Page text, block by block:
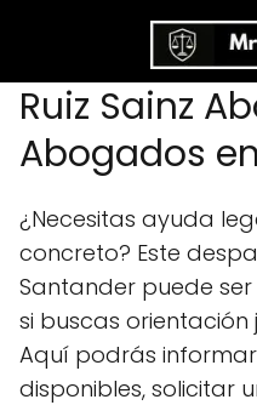
Ruiz Sainz
Abogados
¿Necesitas ayuda
concreto? Este
Santander puede
si buscas
Aquí podrás
disponibles, solicitar